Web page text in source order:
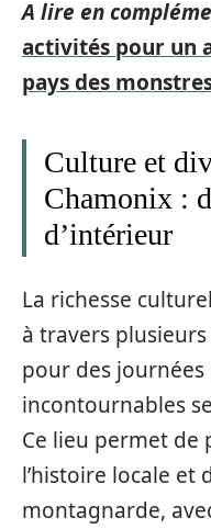
A lire en
activités pour un
pays des
Culture et
Chamonix :
d’intérieur
La richesse
à travers
pour des journées
incontournables
Ce lieu permet
l’histoire locale et
montagnarde,